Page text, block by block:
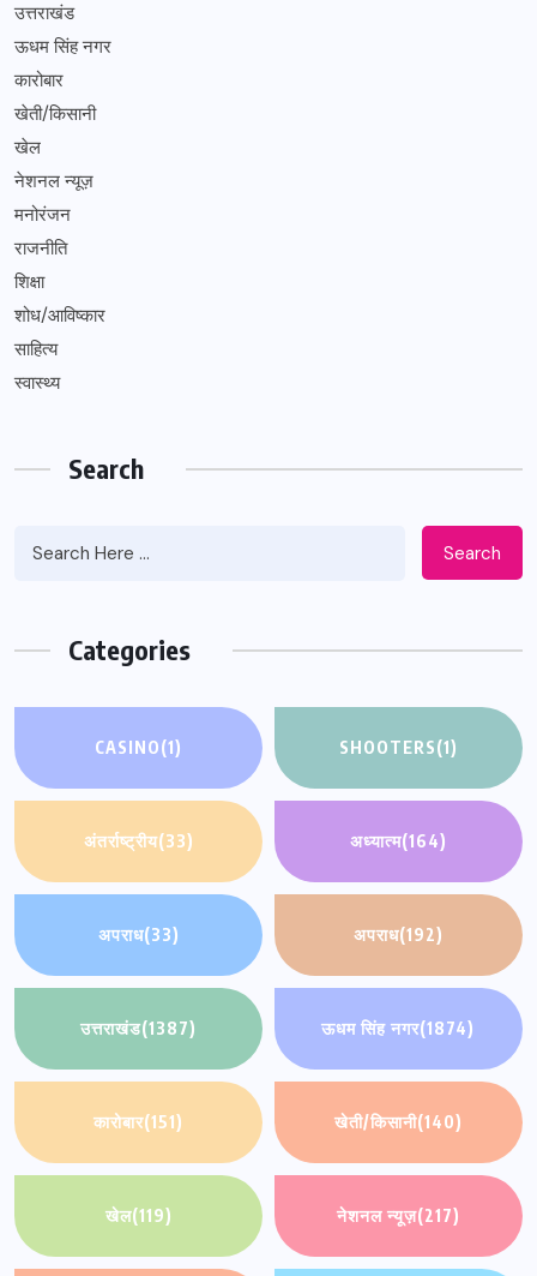
उत्तराखंड
ऊधम सिंह नगर
कारोबार
खेती/किसानी
खेल
नेशनल न्यूज़
मनोरंजन
राजनीति
शिक्षा
शोध/आविष्कार
साहित्य
स्वास्थ्य
Search
Search
Categories
CASINO(1) SHOOTERS(1)
अंतर्राष्ट्रीय(33) अध्यात्म(164)
अपराध(33) अपराध(192)
उत्तराखंड(1387) ऊधम सिंह नगर(1874)
कारोबार(151) खेती/किसानी(140)
खेल(119) नेशनल न्यूज़(217)